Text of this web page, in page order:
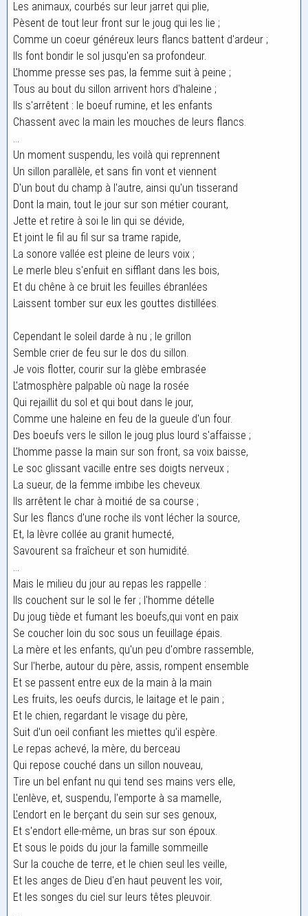
Les animaux, courbés sur leur jarret qui plie,
Pèsent de tout leur front sur le joug qui les lie ;
Comme un coeur généreux leurs flancs battent d'ardeur ;
Ils font bondir le sol jusqu'en sa profondeur.
L'homme presse ses pas, la femme suit à peine ;
Tous au bout du sillon arrivent hors d'haleine ;
Ils s'arrêtent : le boeuf rumine, et les enfants
Chassent avec la main les mouches de leurs flancs.
...
Un moment suspendu, les voilà qui reprennent
Un sillon parallèle, et sans fin vont et viennent
D'un bout du champ à l'autre, ainsi qu'un tisserand
Dont la main, tout le jour sur son métier courant,
Jette et retire à soi le lin qui se dévide,
Et joint le fil au fil sur sa trame rapide,
La sonore vallée est pleine de leurs voix ;
Le merle bleu s'enfuit en sifflant dans les bois,
Et du chêne à ce bruit les feuilles ébranlées
Laissent tomber sur eux les gouttes distillées.
Cependant le soleil darde à nu ; le grillon
Semble crier de feu sur le dos du sillon.
Je vois flotter, courir sur la glèbe embrasée
L'atmosphère palpable où nage la rosée
Qui rejaillit du sol et qui bout dans le jour,
Comme une haleine en feu de la gueule d'un four.
Des boeufs vers le sillon le joug plus lourd s'affaisse ;
L'homme passe la main sur son front, sa voix baisse,
Le soc glissant vacille entre ses doigts nerveux ;
La sueur, de la femme imbibe les cheveux.
Ils arrêtent le char à moitié de sa course ;
Sur les flancs d'une roche ils vont lécher la source,
Et, la lèvre collée au granit humecté,
Savourent sa fraîcheur et son humidité.
...
Mais le milieu du jour au repas les rappelle :
Ils couchent sur le sol le fer ; l'homme dételle
Du joug tiède et fumant les boeufs,qui vont en paix
Se coucher loin du soc sous un feuillage épais.
La mère et les enfants, qu'un peu d'ombre rassemble,
Sur l'herbe, autour du père, assis, rompent ensemble
Et se passent entre eux de la main à la main
Les fruits, les oeufs durcis, le laitage et le pain ;
Et le chien, regardant le visage du père,
Suit d'un oeil confiant les miettes qu'il espère.
Le repas achevé, la mère, du berceau
Qui repose couché dans un sillon nouveau,
Tire un bel enfant nu qui tend ses mains vers elle,
L'enlève, et, suspendu, l'emporte à sa mamelle,
L'endort en le berçant du sein sur ses genoux,
Et s'endort elle-même, un bras sur son époux.
Et sous le poids du jour la famille sommeille
Sur la couche de terre, et le chien seul les veille,
Et les anges de Dieu d'en haut peuvent les voir,
Et les songes du ciel sur leurs têtes pleuvoir.